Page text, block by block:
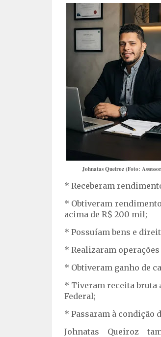
Johnatas Queiroz (Foto:
* Receberam
* Obtiveram
acima de R$ 200 mil;
* Possuíam bens e
* Realizaram
* Obtiveram ganho de
* Tiveram receita bruta
Federal;
* Passaram à condição
Johnatas Queiroz